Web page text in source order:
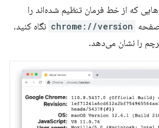
که از خط فرمان تنظیم شده‌اند را
chrome://version نگاه کنید.
را نشان می‌دهد.